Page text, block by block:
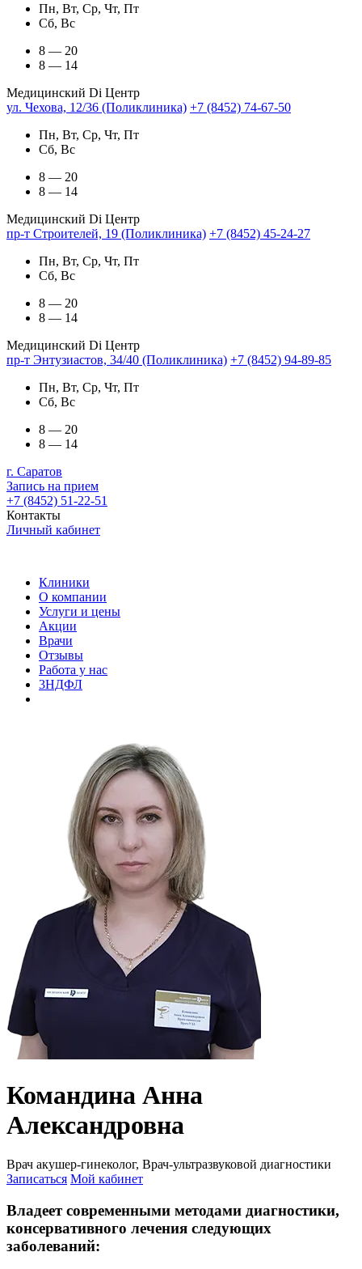
Пн, Вт, Ср, Чт, Пт
Сб, Вс
8 — 20
8 — 14
Медицинский Di Центр
ул. Чехова, 12/36 (Поликлиника) +7 (8452) 74-67-50
Пн, Вт, Ср, Чт, Пт
Сб, Вс
8 — 20
8 — 14
Медицинский Di Центр
пр-т Строителей, 19 (Поликлиника) +7 (8452) 45-24-27
Пн, Вт, Ср, Чт, Пт
Сб, Вс
8 — 20
8 — 14
Медицинский Di Центр
пр-т Энтузиастов, 34/40 (Поликлиника) +7 (8452) 94-89-85
Пн, Вт, Ср, Чт, Пт
Сб, Вс
8 — 20
8 — 14
г. Саратов
Запись на прием
+7 (8452) 51-22-51
Контакты
Личный кабинет
Клиники
О компании
Услуги и цены
Акции
Врачи
Отзывы
Работа у нас
3НДФЛ
Командина Анна
Александровна
Врач акушер-гинеколог, Врач-ультразвуковой диагностики
Записаться Мой кабинет
Владеет современными методами диагностики,
консервативного лечения следующих
заболеваний: